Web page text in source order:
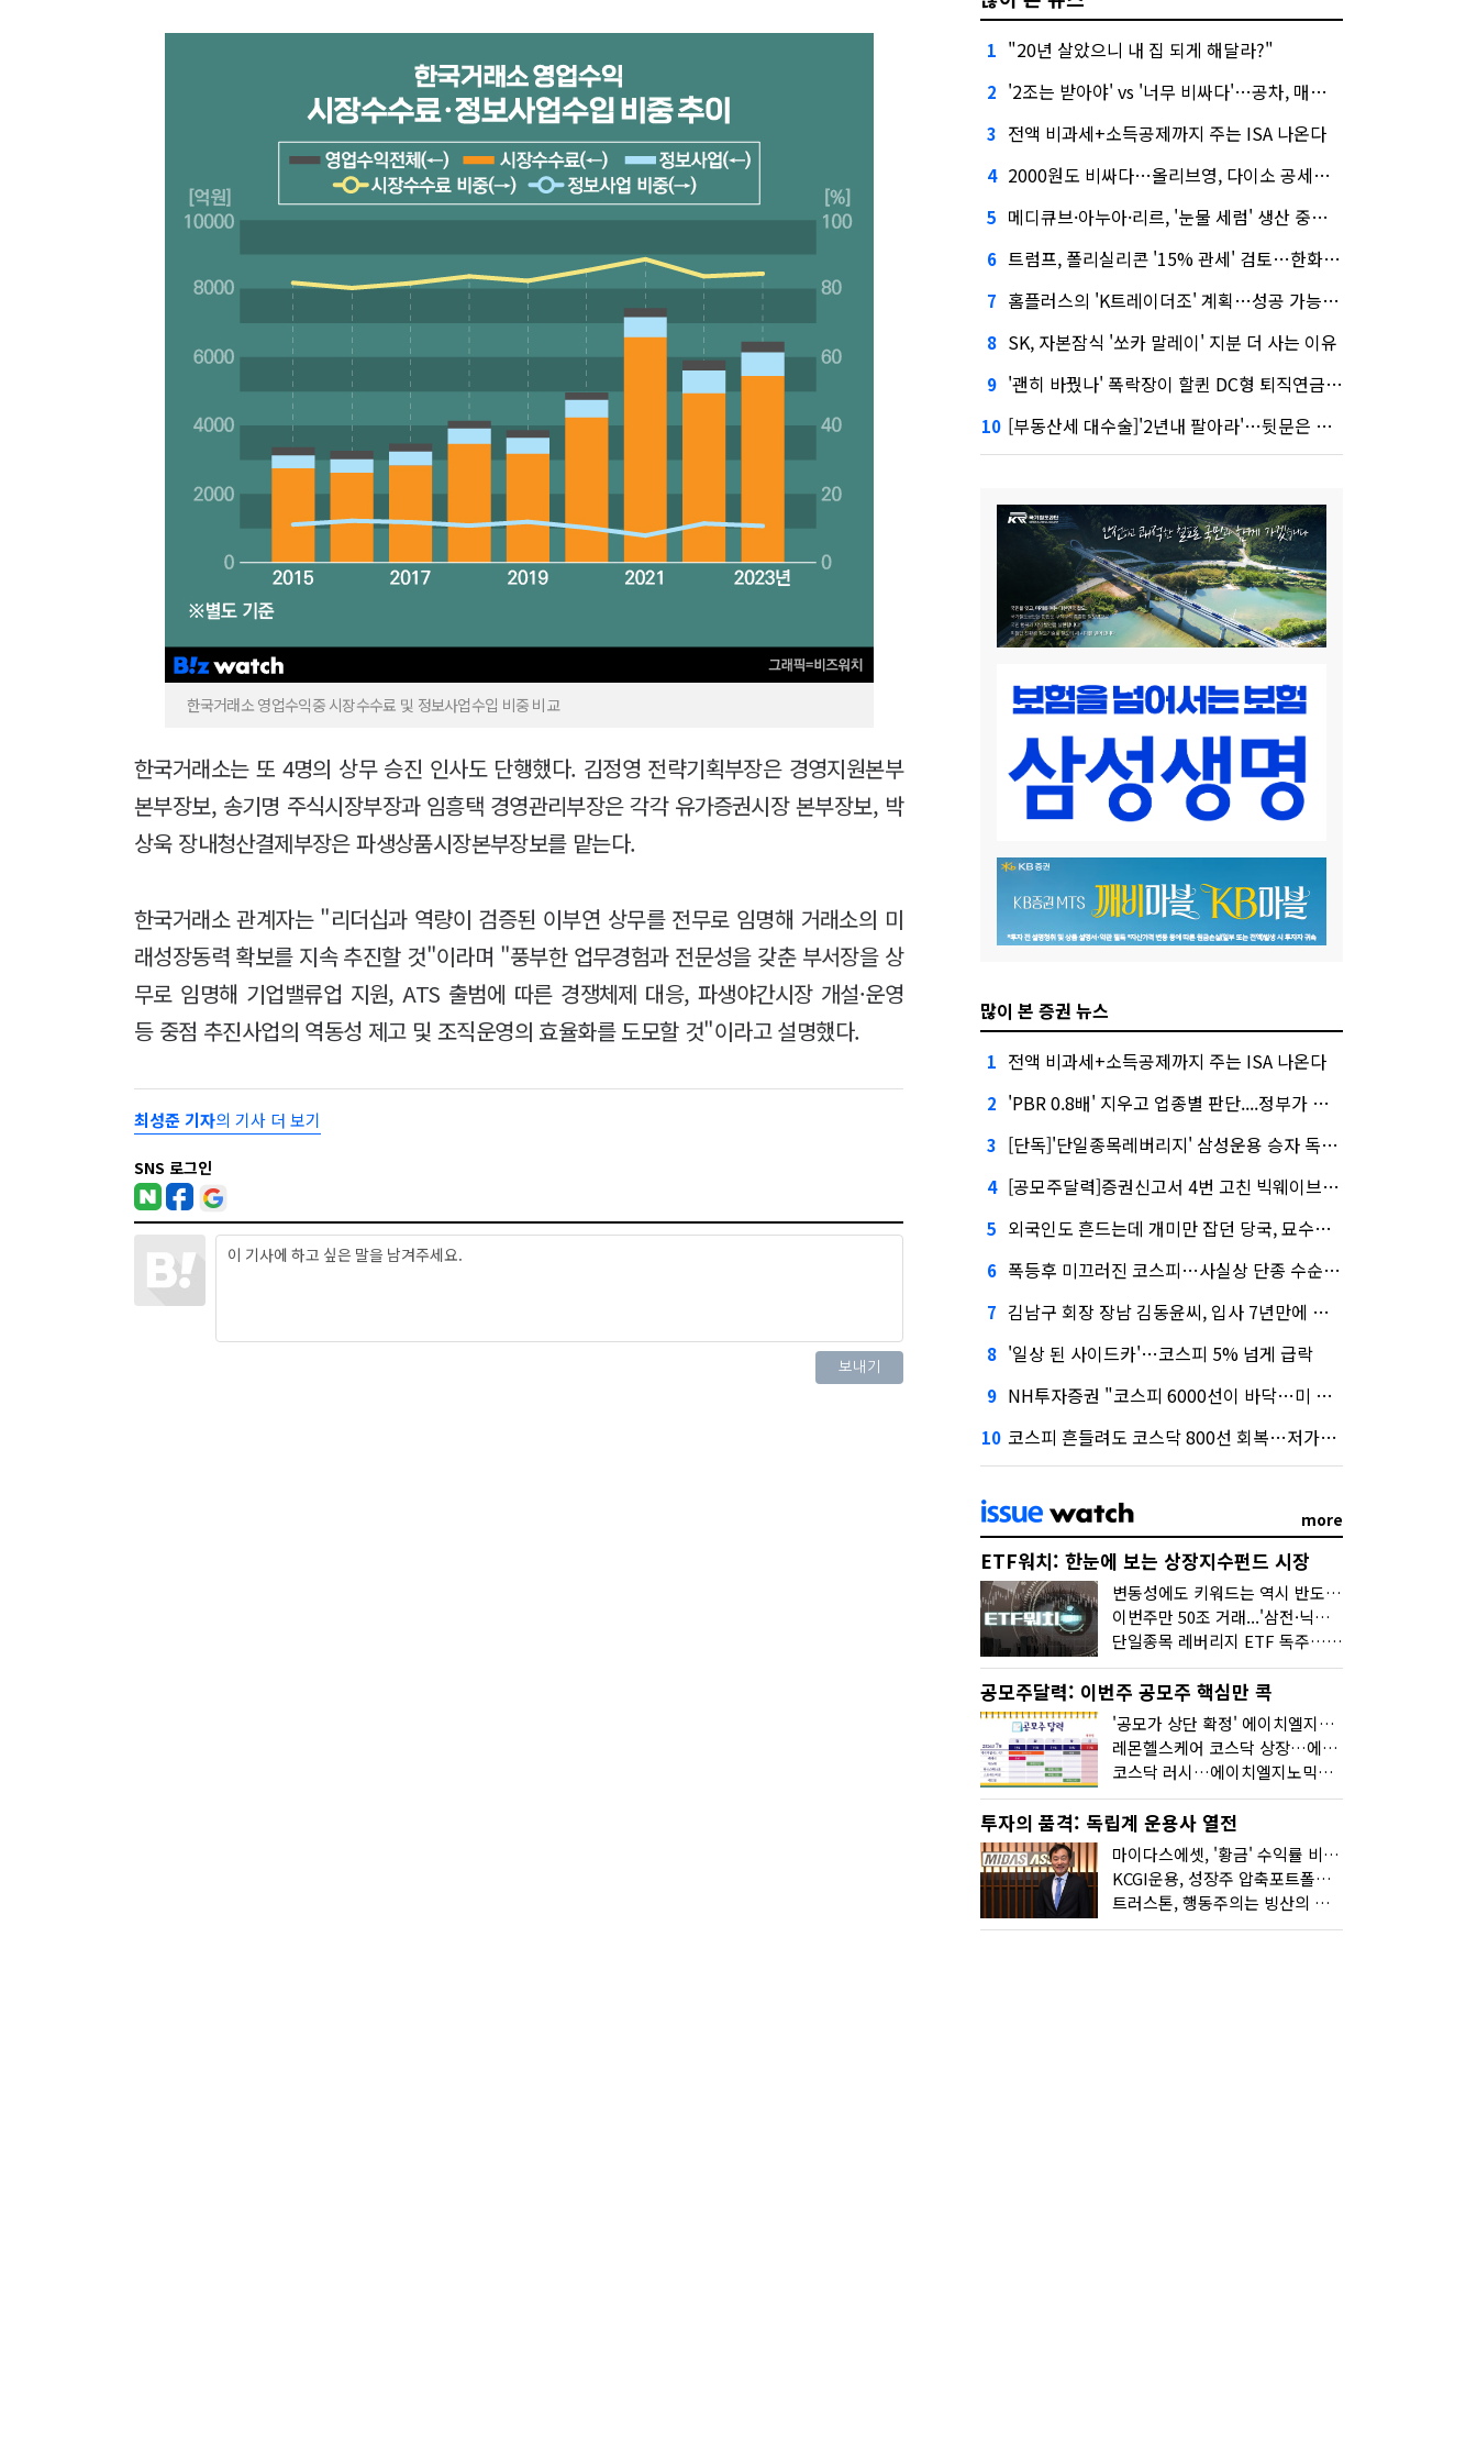
한국거래소 영업수익중 시장수수료 및 정보사업수입 비중 비교
한국거래소는 또 4명의 상무 승진 인사도 단행했다. 김정영 전략기획부장은 경영지원본부
본부장보, 송기명 주식시장부장과 임흥택 경영관리부장은 각각 유가증권시장 본부장보, 박
상욱 장내청산결제부장은 파생상품시장본부장보를 맡는다.
한국거래소 관계자는 "리더십과 역량이 검증된 이부연 상무를 전무로 임명해 거래소의 미
래성장동력 확보를 지속 추진할 것"이라며 "풍부한 업무경험과 전문성을 갖춘 부서장을 상
무로 임명해 기업밸류업 지원, ATS 출범에 따른 경쟁체제 대응, 파생야간시장 개설·운영
등 중점 추진사업의 역동성 제고 및 조직운영의 효율화를 도모할 것"이라고 설명했다.
최성준 기자의 기사 더 보기
SNS 로그인
1 "20년 살았으니 내 집 되게 해달라?"
2 '2조는 받아야' vs '너무 비싸다'…공차, 매각 성공할까
3 전액 비과세+소득공제까지 주는 ISA 나온다
4 2000원도 비싸다…올리브영, 다이소 공세에 '가성비'로 맞불
5 메디큐브·아누아·리르, '눈물 세럼' 생산 중단한다
6 트럼프, 폴리실리콘 '15% 관세' 검토…한화큐셀·OCI 영향은?
7 홈플러스의 'K트레이더조' 계획…성공 가능성은 '글쎄'
8 SK, 자본잠식 '쏘카 말레이' 지분 더 사는 이유
9 '괜히 바꿨나' 폭락장이 할퀸 DC형 퇴직연금…전문가 조언은
10 [부동산세 대수술]'2년내 팔아라'…뒷문은 열었다
많이 본 증권 뉴스
1 전액 비과세+소득공제까지 주는 ISA 나온다
2 'PBR 0.8배' 지우고 업종별 판단....정부가 제시한 '주가 누르기' 방지법
3 [단독]'단일종목레버리지' 삼성운용 승자 독식...운용수익 미래에셋의 6배
4 [공모주달력]증권신고서 4번 고친 빅웨이브로보틱스, 수요예측
5 외국인도 흔드는데 개미만 잡던 당국, 묘수는 과다호가부담금?
6 폭등후 미끄러진 코스피…사실상 단종 수순 밟는 '단종레'
7 김남구 회장 장남 김동윤씨, 입사 7년만에 한투증권 임원 승진
8 '일상 된 사이드카'…코스피 5% 넘게 급락
9 NH투자증권 "코스피 6000선이 바닥…미 금리 안정 후 추가 회복"
10 코스피 흔들려도 코스닥 800선 회복…저가매수세 유입
more
ETF워치: 한눈에 보는 상장지수펀드 시장
변동성에도 키워드는 역시 반도체…신상품은 우주·방산
이번주만 50조 거래...'삼전·닉스 레버리지' 수익률은 -30%
단일종목 레버리지 ETF 독주…'증시 블랙홀'
공모주달력: 이번주 공모주 핵심만 콕
'공모가 상단 확정' 에이치엘지노믹스 청약
레몬헬스케어 코스닥 상장…에이치엘지노믹스 수요예측
코스닥 러시…에이치엘지노믹스 수요예측·레메디 청약
투자의 품격: 독립계 운용사 열전
마이다스에셋, '황금' 수익률 비결은 '꾸준함'
KCGI운용, 성장주 압축포트폴리오로 새 길을 그리다
트러스톤, 행동주의는 빙산의 일각...진정한 힘은 '주식형 강자'